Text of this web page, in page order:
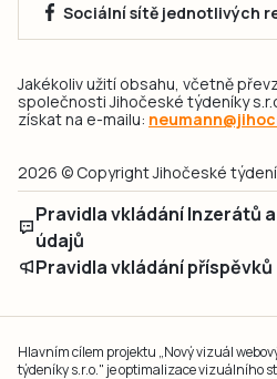
Sociální sítě jednotlivých
Jakékoliv užití obsahu, včetně
společnosti Jihočeské týdeníky
získat na e-mailu:
2026 © Copyright Jihočeské
Pravidla vkládání Inzerátů
údajů
Pravidla vkládání příspěvků
Hlavním cílem projektu „Nový vizuál
týdeníky s.r.o." je optimalizace vizuálního